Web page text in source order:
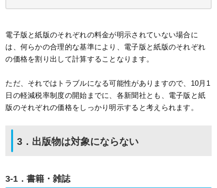
電子版と紙版のそれぞれの料金が明示されていない場合に
は、何らかの合理的な基準により、電子版と紙版のそれぞれ
の価格を割り出して計算することなります。
ただ、それではトラブルになる可能性がありますので、10月1
日の軽減税率制度の開始までに、各新聞社とも、電子版と紙
版のそれぞれの価格をしっかり明示すると考えられます。
3．出版物は対象にならない
3-1．書籍・雑誌